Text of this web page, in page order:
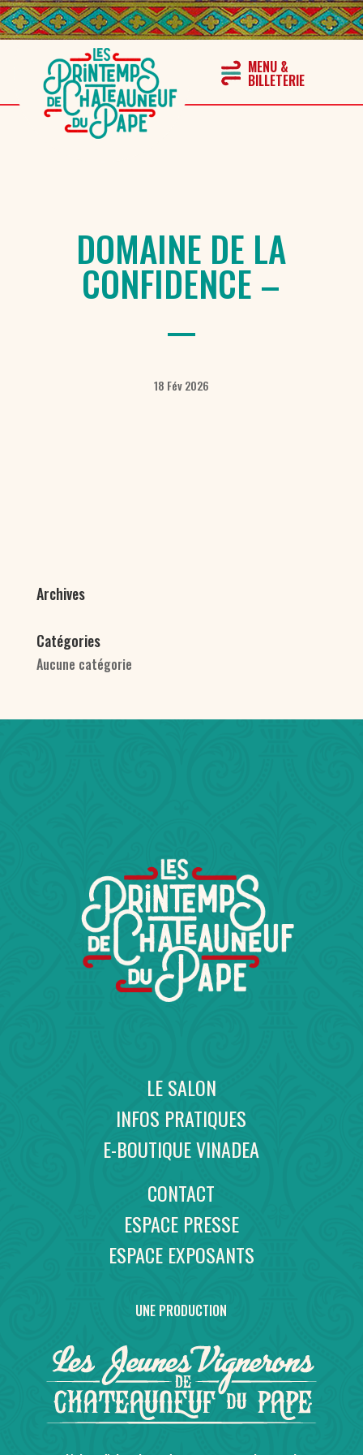
DOMAINE DE LA
CONFIDENCE –
18 Fév 2026
Archives
Catégories
Aucune catégorie
LE SALON
INFOS PRATIQUES
E-BOUTIQUE VINADEA
CONTACT
ESPACE PRESSE
ESPACE EXPOSANTS
UNE PRODUCTION